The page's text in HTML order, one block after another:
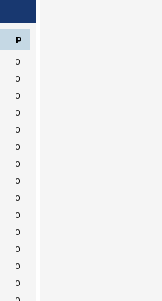
P
0
0
0
0
0
0
0
0
0
0
0
0
0
0